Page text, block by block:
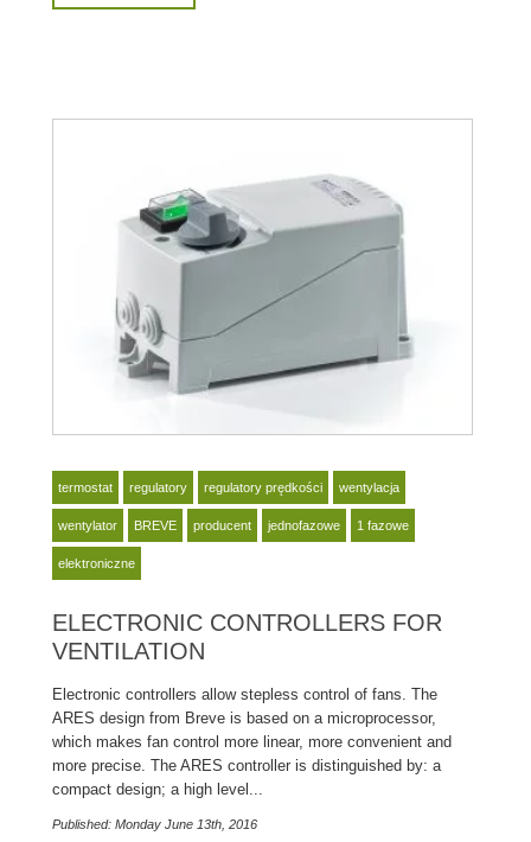
termostat regulatory regulatory prędkości wentylacja
wentylator BREVE producent jednofazowe 1 fazowe
elektroniczne
ELECTRONIC CONTROLLERS FOR
VENTILATION
Electronic controllers allow stepless control of fans. The
ARES design from Breve is based on a microprocessor,
which makes fan control more linear, more convenient and
more precise. The ARES controller is distinguished by: a
compact design; a high level...
Published: Monday June 13th, 2016